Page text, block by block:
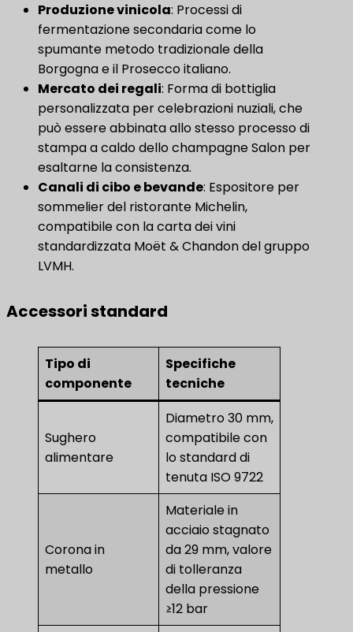
Produzione vinicola​: Processi di
fermentazione secondaria come lo
spumante metodo tradizionale della
Borgogna e il Prosecco italiano.
Mercato dei regali​: Forma di bottiglia
personalizzata per celebrazioni nuziali, che
può essere abbinata allo stesso processo di
stampa a caldo dello champagne Salon per
esaltarne la consistenza.
Canali di cibo e bevande​: Espositore per
sommelier del ristorante Michelin,
compatibile con la carta dei vini
standardizzata Moët & Chandon del gruppo
LVMH.
Accessori standard
Tipo di
componente
Specifiche
tecniche
Sughero
alimentare
Diametro 30 mm,
compatibile con
lo standard di
tenuta ISO 9722
Corona in
metallo
Materiale in
acciaio stagnato
da 29 mm, valore
di tolleranza
della pressione
≥12 bar